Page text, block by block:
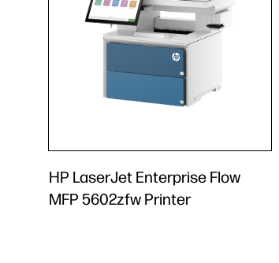
HP LaserJet Enterprise Flow
MFP 5602zfw Printer